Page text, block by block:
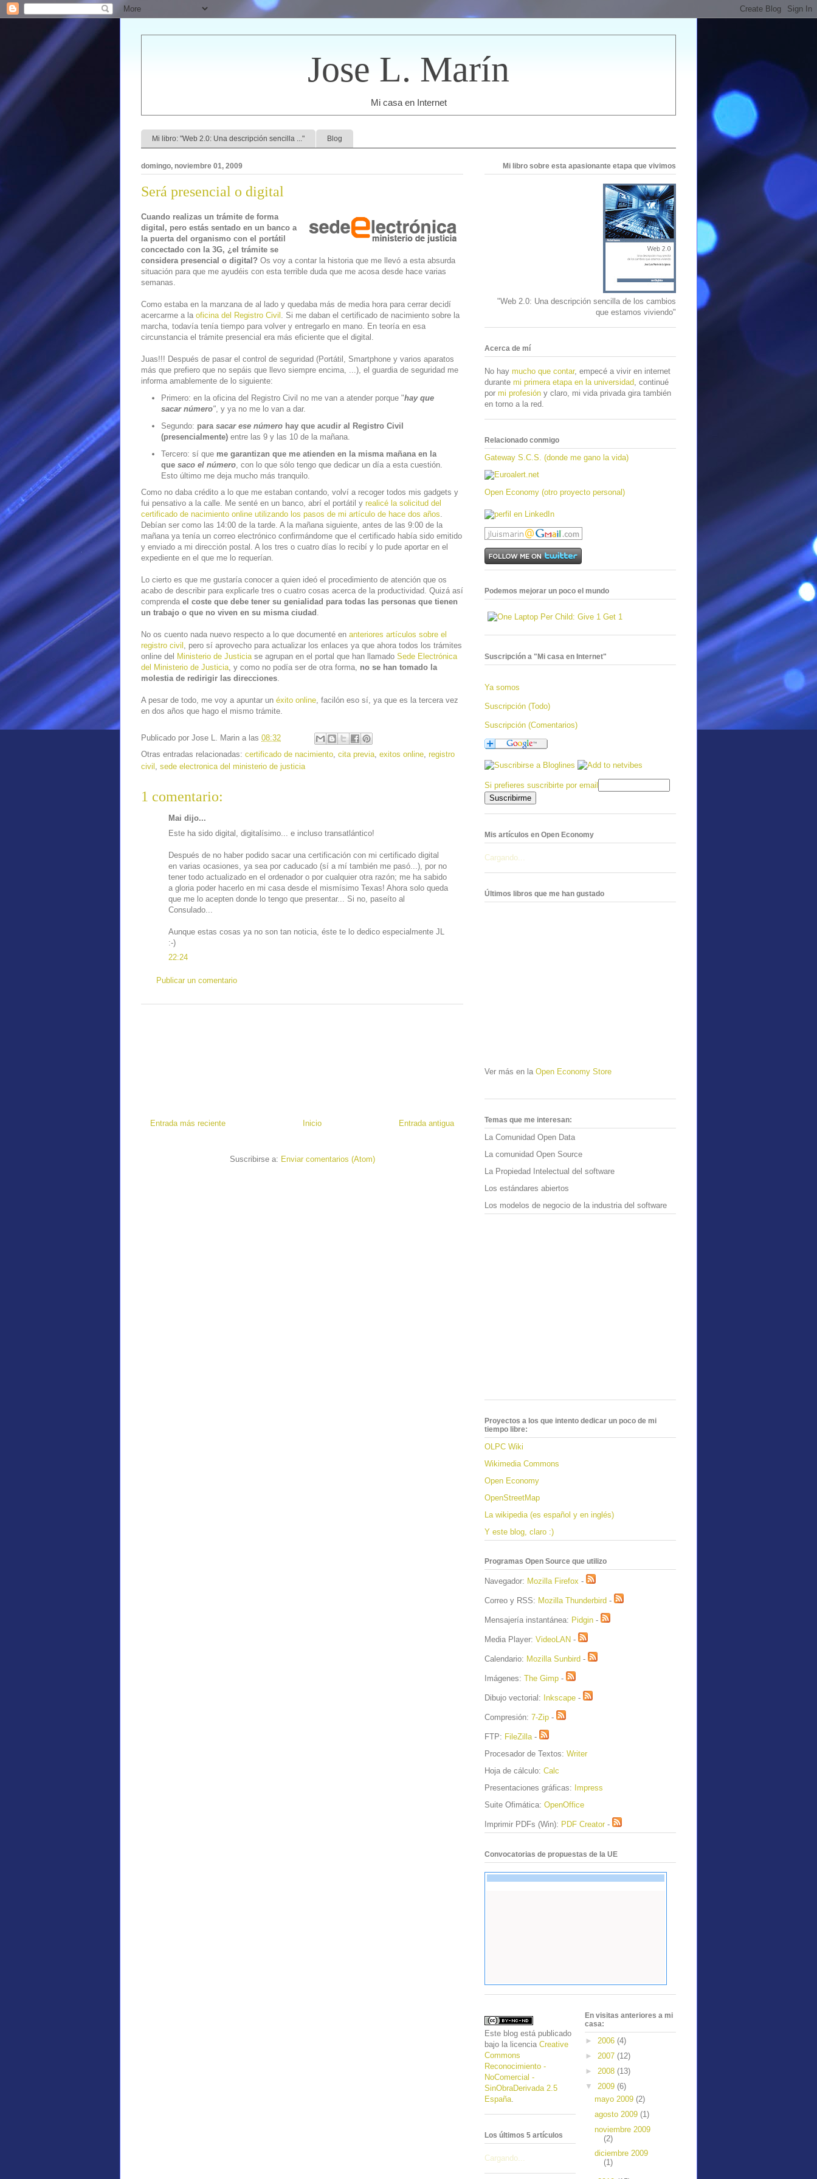
Jose L. Marín
Mi casa en Internet
Mi libro: "Web 2.0: Una descripción sencilla ..." Blog
domingo, noviembre 01, 2009
Será presencial o digital
Cuando realizas un trámite de forma
digital, pero estás sentado en un banco a
la puerta del organismo con el portátil
concectado con la 3G, ¿el trámite se
considera presencial o digital? Os voy a contar la historia que me llevó a esta absurda
situación para que me ayudéis con esta terrible duda que me acosa desde hace varias
semanas.
Como estaba en la manzana de al lado y quedaba más de media hora para cerrar decidí
acercarme a la oficina del Registro Civil . Si me daban el certificado de nacimiento sobre la
marcha, todavía tenía tiempo para volver y entregarlo en mano. En teoría en esa
circunstancia el trámite presencial era más eficiente que el digital.
Juas!!! Después de pasar el control de seguridad (Portátil, Smartphone y varios aparatos
más que prefiero que no sepáis que llevo siempre encima, ...), el guardia de seguridad me
informa amablemente de lo siguiente:
Primero: en la oficina del Registro Civil no me van a atender porque "hay que
sacar número", y ya no me lo van a dar.
Segundo: para sacar ese númerohay que acudir al Registro Civil
(presencialmente)entre las 9 y las 10 de la mañana.
Tercero: sí que me garantizan que me atienden en la misma mañana en la
que saco el número, con lo que sólo tengo que dedicar un día a esta cuestión.
Esto último me deja mucho más tranquilo.
Como no daba crédito a lo que me estaban contando, volví a recoger todos mis gadgets y
fui pensativo a la calle. Me senté en un banco, abrí el portátil y realicé la solicitud del
certificado de nacimiento online utilizando los pasos de mi artículo de hace dos años.
Debían ser como las 14:00 de la tarde. A la mañana siguiente, antes de las 9:00 de la
mañana ya tenía un correo electrónico confirmándome que el certificado había sido emitido
y enviado a mi dirección postal. A los tres o cuatro días lo recibí y lo pude aportar en el
expediente en el que me lo requerían.
Lo cierto es que me gustaría conocer a quien ideó el procedimiento de atención que os
acabo de describir para explicarle tres o cuatro cosas acerca de la productividad. Quizá así
comprenda el coste que debe tener su genialidad para todas las personas que tienen
un trabajo o que no viven en su misma ciudad .
No os cuento nada nuevo respecto a lo que documenté en anteriores artículos sobre el
registro civil , pero sí aprovecho para actualizar los enlaces ya que ahora todos los trámites
online del Ministerio de Justiciase agrupan en el portal que han llamado Sede Electrónica
del Ministerio de Justicia, y como no podía ser de otra forma, no se han tomado la
molestia de redirigir las direcciones.
A pesar de todo, me voy a apuntar un éxito online, facilón eso sí, ya que es la tercera vez
en dos años que hago el mismo trámite.
Publicado por Jose L. Marin a las 08:32
Otras entradas relacionadas: certificado de nacimiento, cita previa, exitos online, registro
civil , sede electronica del ministerio de justicia
1 comentario:
Mai dijo...
Este ha sido digital, digitalísimo... e incluso transatlántico!
Después de no haber podido sacar una certificación con mi certificado digital
en varias ocasiones, ya sea por caducado (sí a mí también me pasó...), por no
tener todo actualizado en el ordenador o por cualquier otra razón; me ha sabido
a gloria poder hacerlo en mi casa desde el mismísimo Texas! Ahora solo queda
que me lo acepten donde lo tengo que presentar... Si no, paseíto al
Consulado...
Aunque estas cosas ya no son tan noticia, éste te lo dedico especialmente JL
:-)
22:24
Publicar un comentario
Entrada más reciente Entrada antigua
Inicio
Suscribirse a: Enviar comentarios (Atom)
Mi libro sobre esta apasionante etapa que vivimos
"Web 2.0: Una descripción sencilla de los cambios
que estamos viviendo"
Acerca de mí
No hay mucho que contar, empecé a vivir en internet
durante mi primera etapa en la universidad , continué
por mi profesión y claro, mi vida privada gira también
en torno a la red.
Relacionado conmigo
Gateway S.C.S. (donde me gano la vida)
Open Economy (otro proyecto personal)
Podemos mejorar un poco el mundo
Suscripción a "Mi casa en Internet"
Ya somos
Suscripción (Todo)
Suscripción (Comentarios)
Si prefieres suscribirte por email
Mis artículos en Open Economy
Cargando...
Últimos libros que me han gustado
Ver más en la Open Economy Store
Temas que me interesan:
La Comunidad Open Data
La comunidad Open Source
La Propiedad Intelectual del software
Los estándares abiertos
Los modelos de negocio de la industria del software
Proyectos a los que intento dedicar un poco de mi
tiempo libre:
OLPC Wiki
Wikimedia Commons
Open Economy
OpenStreetMap
La wikipedia (es español y en inglés)
Y este blog, claro :)
Programas Open Source que utilizo
Navegador: Mozilla Firefox -
Correo y RSS: Mozilla Thunderbird -
Mensajería instantánea: Pidgin -
Media Player: VideoLAN -
Calendario: Mozilla Sunbird -
Imágenes: The Gimp -
Dibujo vectorial: Inkscape -
Compresión: 7-Zip -
FTP: FileZilla -
Procesador de Textos: Writer
Hoja de cálculo: Calc
Presentaciones gráficas: Impress
Suite Ofimática: OpenOffice
Imprimir PDFs (Win): PDF Creator -
Convocatorias de propuestas de la UE
Este blog está publicado
bajo la licencia Creative
Commons
Reconocimiento -
NoComercial -
SinObraDerivada 2.5
España
Los últimos 5 artículos
Cargando...
En visitas anteriores a mi
casa:
► 2006 (4)
► 2007 (12)
► 2008 (13)
▼ 2009 (6)
mayo 2009 (2)
agosto 2009 (1)
noviembre 2009
(2)
diciembre 2009
(1)